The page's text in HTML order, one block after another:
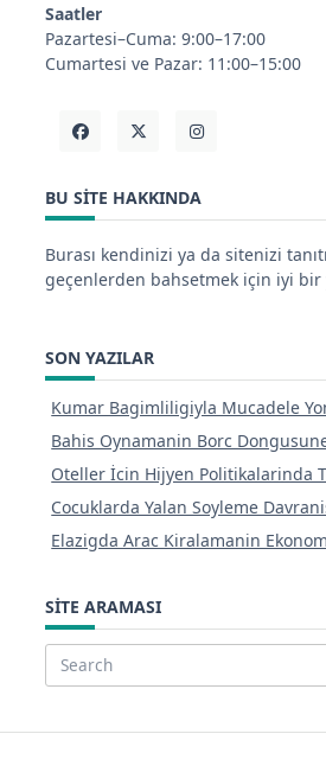
Saatler
Pazartesi–Cuma: 9:00–17:00
Cumartesi ve Pazar: 11:00–15:00
BU SITE HAKKINDA
Burası kendinizi ya da sitenizi
geçenlerden bahsetmek için iyi bir
SON YAZILAR
Kumar Bagimliligiyla Mucadele
Bahis Oynamanin Borc
Oteller İcin Hijyen Politikalarinda
Cocuklarda Yalan Soyleme
Elazigda Arac Kiralamanin
SITE ARAMASI
Search